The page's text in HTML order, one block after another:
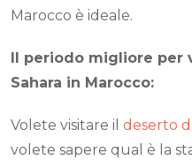
Marocco è ideale.
Il periodo migliore per
Sahara in Marocco:
Volete visitare il deserto
volete sapere qual è la